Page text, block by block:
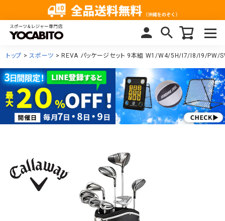
トップ スポーツ REVA パッケージセット 9本組 W1/W4/5H/I7/I8/I9/PW/